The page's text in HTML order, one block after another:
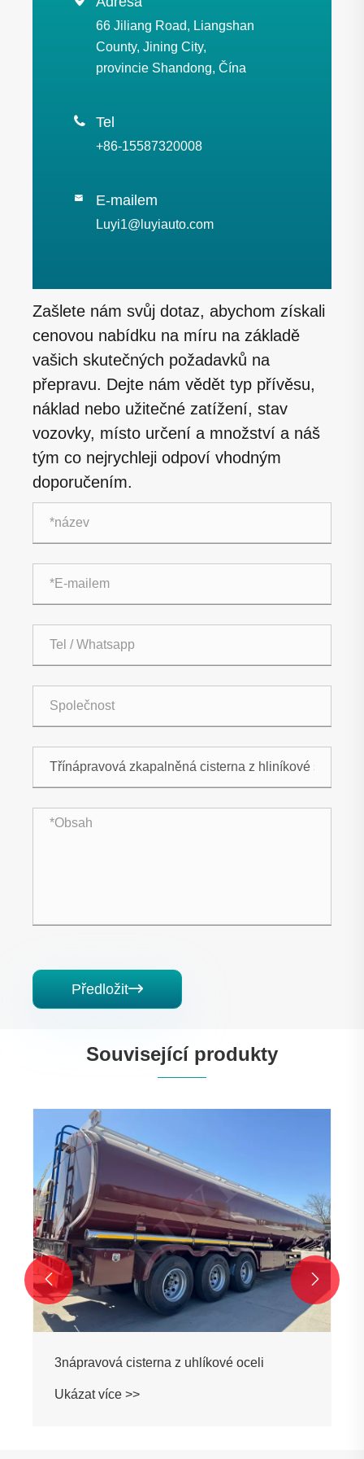
66 Jiliang Road, Liangshan
County, Jining City,
provincie Shandong, Čína
 Tel
+86-15587320008
 E-mailem
Luyi1@luyiauto.com
Zašlete nám svůj dotaz, abychom získali
cenovou nabídku na míru na základě
vašich skutečných požadavků na
přepravu. Dejte nám vědět typ přívěsu,
náklad nebo užitečné zatížení, stav
vozovky, místo určení a množství a náš
tým co nejrychleji odpoví vhodným
doporučením.
Předložit
Související produkty
3nápravový cisternový přívěs z uhlíkové
oceli 40000 litrů
Ukázat více >>
 